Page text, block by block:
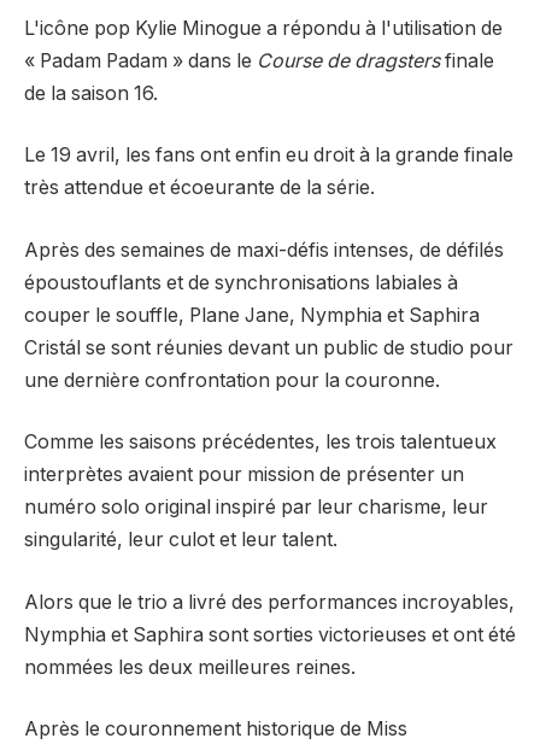
L'icône pop Kylie Minogue a répondu à l'utilisation de
« Padam Padam » dans le Course de dragstersfinale
de la saison 16.
Le 19 avril, les fans ont enfin eu droit à la grande finale
très attendue et écoeurante de la série.
Après des semaines de maxi-défis intenses, de défilés
époustouflants et de synchronisations labiales à
couper le souffle, Plane Jane, Nymphia et Saphira
Cristál se sont réunies devant un public de studio pour
une dernière confrontation pour la couronne.
Comme les saisons précédentes, les trois talentueux
interprètes avaient pour mission de présenter un
numéro solo original inspiré par leur charisme, leur
singularité, leur culot et leur talent.
Alors que le trio a livré des performances incroyables,
Nymphia et Saphira sont sorties victorieuses et ont été
nommées les deux meilleures reines.
Après le couronnement historique de Miss